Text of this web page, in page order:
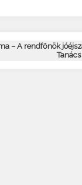
– A rendfőnök